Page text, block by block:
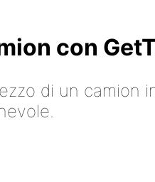
con
di un camion